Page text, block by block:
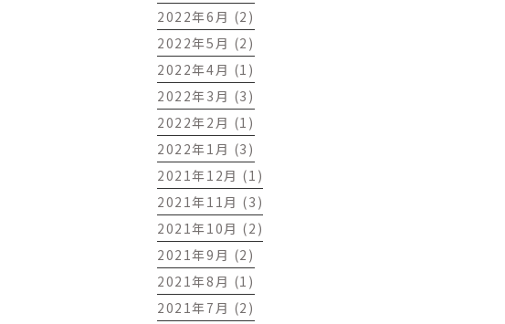
2022年6月 (2)
2022年5月 (2)
2022年4月 (1)
2022年3月 (3)
2022年2月 (1)
2022年1月 (3)
2021年12月 (1)
2021年11月 (3)
2021年10月 (2)
2021年9月 (2)
2021年8月 (1)
2021年7月 (2)